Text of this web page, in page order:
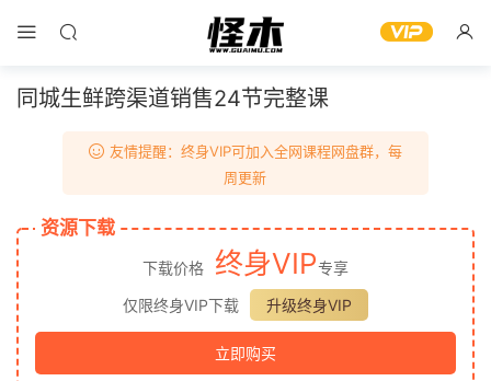
同城生鲜跨渠道销售24节完整课
友情提醒：终身VIP可加入全网课程网盘群，每
周更新
资源下载
下载价格 终身VIP专享
仅限终身VIP下载
升级终身VIP
立即购买